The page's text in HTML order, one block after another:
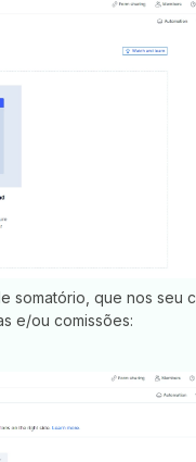
somatório, que nos seu
e/ou comissões: